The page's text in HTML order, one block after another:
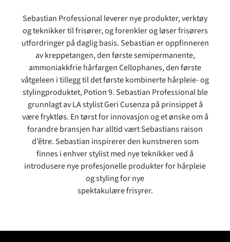
Sebastian Professional leverer nye produkter, verktøy
og teknikker til frisører, og forenkler og løser frisørers
utfordringer på daglig basis. Sebastian er oppfinneren
av kreppetangen, den første semipermanente,
ammoniakkfrie hårfargen Cellophanes, den første
våtgeleen i tillegg til det første kombinerte hårpleie- og
stylingproduktet, Potion 9. Sebastian Professional ble
grunnlagt av LA stylist Geri Cusenza på prinsippet å
være fryktløs. En tørst for innovasjon og et ønske om å
forandre bransjen har alltid vært Sebastians raison
d’être. Sebastian inspirerer den kunstneren som
finnes i enhver stylist med nye teknikker ved å
introdusere nye profesjonelle produkter for hårpleie
og styling for nye
spektakulære frisyrer.